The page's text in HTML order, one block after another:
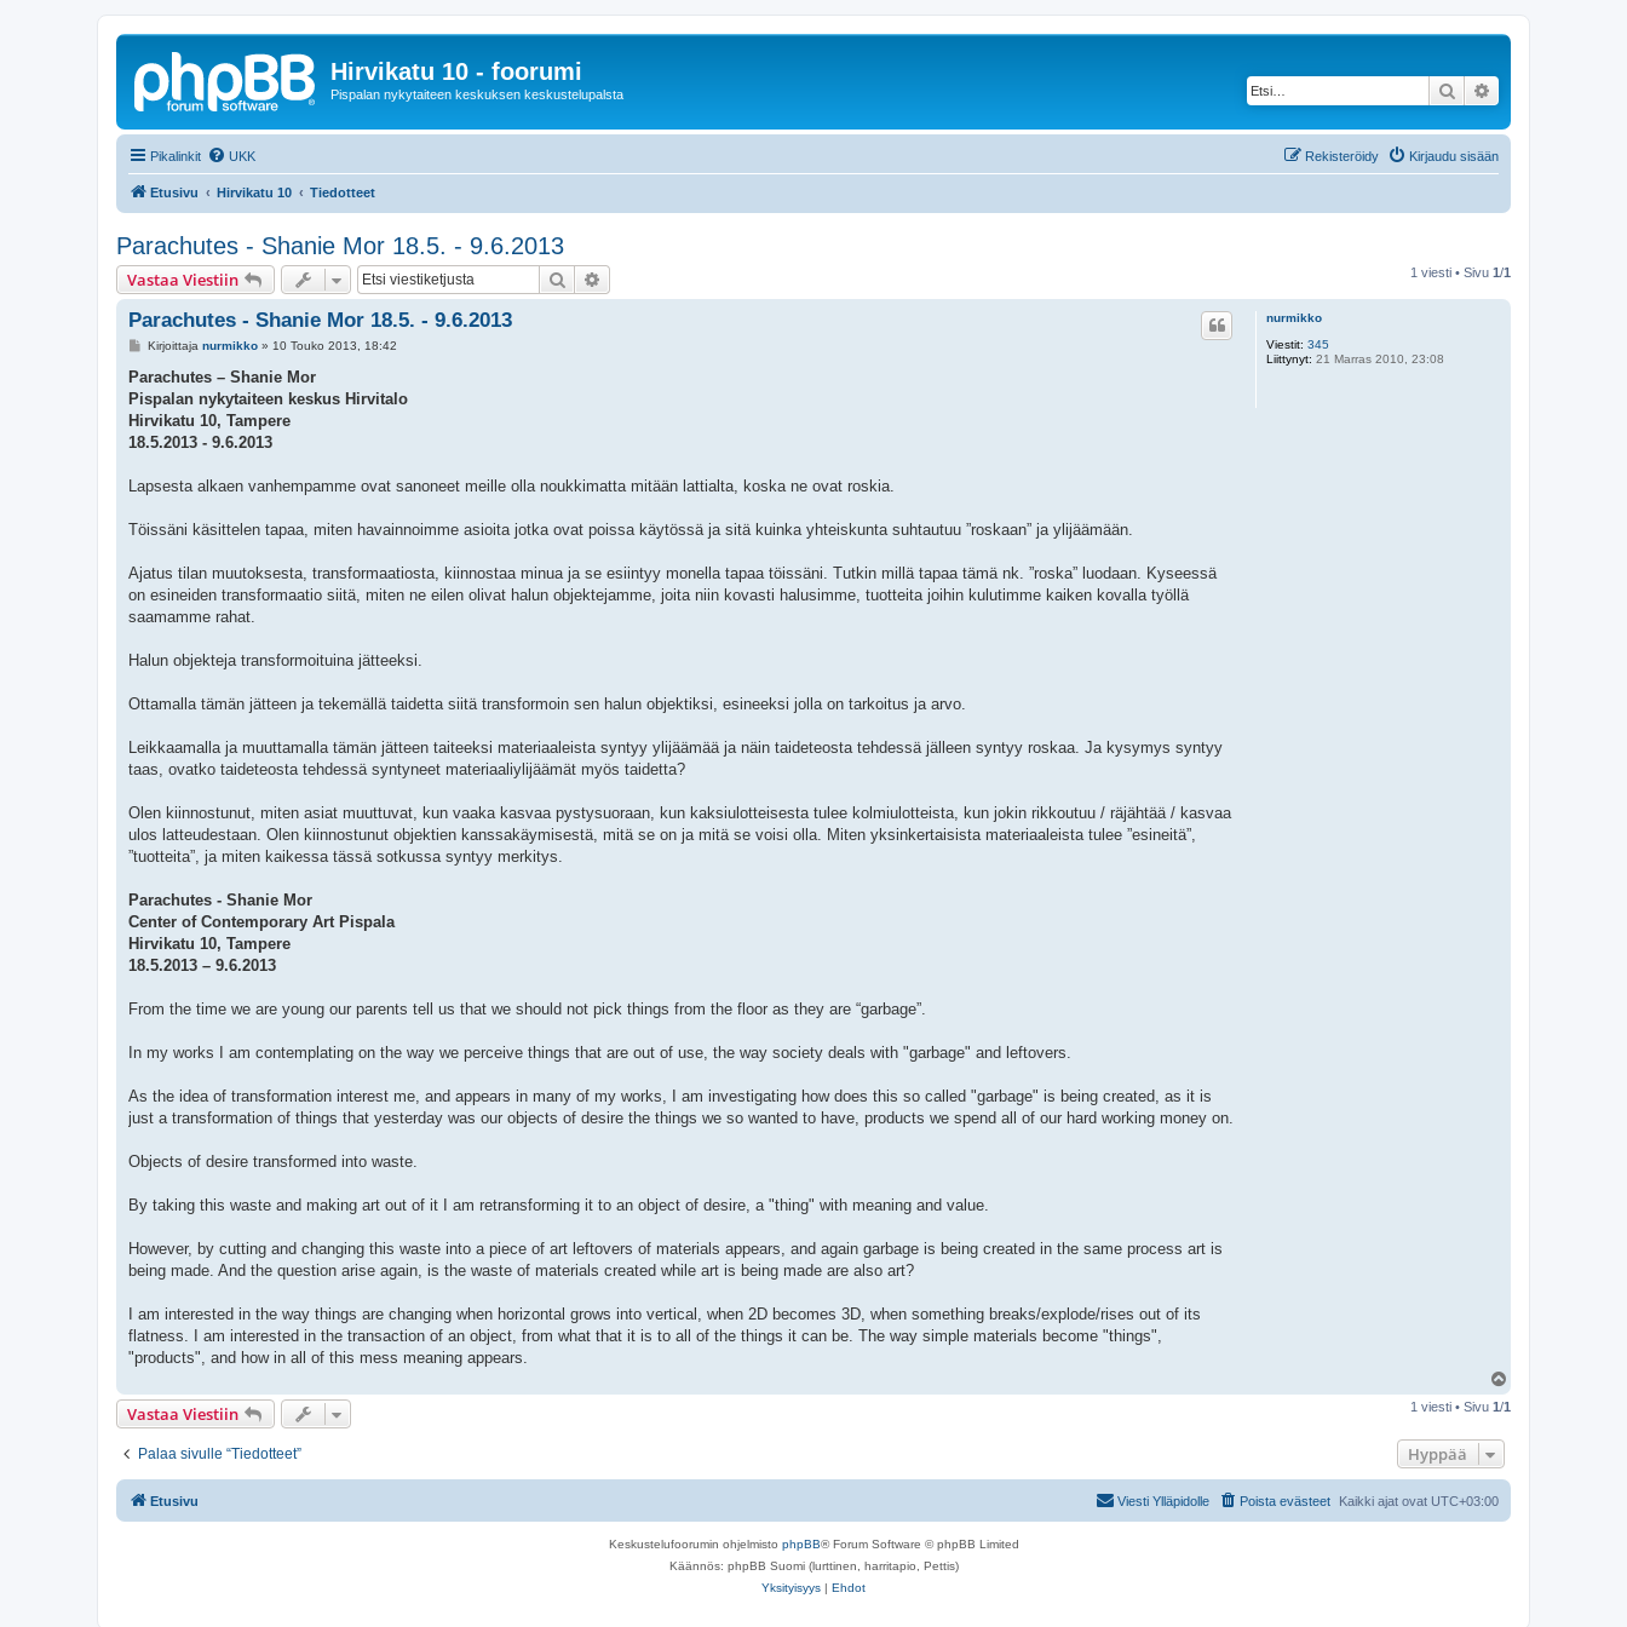
Hirvikatu 10 - foorumi
Pispalan nykytaiteen keskuksen keskustelupalsta Etsi
Pikalinkit UKK Kirjaudu sisään
Rekisteröidy
Etusivu Hirvikatu 10 Tiedotteet
Parachutes - Shanie Mor 18.5. - 9.6.2013
Vastaa Viestiin Etsi 1 viesti • Sivu 1/1
nurmikko
Viestit: 345
Liittynyt: 21 Marras 2010, 23:08
Parachutes - Shanie Mor 18.5. - 9.6.2013
V
e
t
i
Kirjoittaja nurmikko» 10 Touko 2013, 18:42
Parachutes – Shanie Mor
Pispalan nykytaiteen keskus Hirvitalo
Hirvikatu 10, Tampere
18.5.2013 - 9.6.2013
Lapsesta alkaen vanhempamme ovat sanoneet meille olla noukkimatta mitään lattialta, koska ne ovat roskia.
Töissäni käsittelen tapaa, miten havainnoimme asioita jotka ovat poissa käytössä ja sitä kuinka yhteiskunta suhtautuu ”roskaan” ja ylijäämään.
Ajatus tilan muutoksesta, transformaatiosta, kiinnostaa minua ja se esiintyy monella tapaa töissäni. Tutkin millä tapaa tämä nk. ”roska” luodaan. Kyseessä
on esineiden transformaatio siitä, miten ne eilen olivat halun objektejamme, joita niin kovasti halusimme, tuotteita joihin kulutimme kaiken kovalla työllä
saamamme rahat.
Halun objekteja transformoituina jätteeksi.
Ottamalla tämän jätteen ja tekemällä taidetta siitä transformoin sen halun objektiksi, esineeksi jolla on tarkoitus ja arvo.
Leikkaamalla ja muuttamalla tämän jätteen taiteeksi materiaaleista syntyy ylijäämää ja näin taideteosta tehdessä jälleen syntyy roskaa. Ja kysymys syntyy
taas, ovatko taideteosta tehdessä syntyneet materiaaliylijäämät myös taidetta?
Olen kiinnostunut, miten asiat muuttuvat, kun vaaka kasvaa pystysuoraan, kun kaksiulotteisesta tulee kolmiulotteista, kun jokin rikkoutuu / räjähtää / kasvaa
ulos latteudestaan. Olen kiinnostunut objektien kanssakäymisestä, mitä se on ja mitä se voisi olla. Miten yksinkertaisista materiaaleista tulee ”esineitä”,
”tuotteita”, ja miten kaikessa tässä sotkussa syntyy merkitys.
Parachutes - Shanie Mor
Center of Contemporary Art Pispala
Hirvikatu 10, Tampere
18.5.2013 – 9.6.2013
From the time we are young our parents tell us that we should not pick things from the floor as they are “garbage”.
In my works I am contemplating on the way we perceive things that are out of use, the way society deals with "garbage" and leftovers.
As the idea of transformation interest me, and appears in many of my works, I am investigating how does this so called "garbage" is being created, as it is
just a transformation of things that yesterday was our objects of desire the things we so wanted to have, products we spend all of our hard working money on.
Objects of desire transformed into waste.
By taking this waste and making art out of it I am retransforming it to an object of desire, a "thing" with meaning and value.
However, by cutting and changing this waste into a piece of art leftovers of materials appears, and again garbage is being created in the same process art is
being made. And the question arise again, is the waste of materials created while art is being made are also art?
I am interested in the way things are changing when horizontal grows into vertical, when 2D becomes 3D, when something breaks/explode/rises out of its
flatness. I am interested in the transaction of an object, from what that it is to all of the things it can be. The way simple materials become "things",
"products", and how in all of this mess meaning appears.
ö
Vastaa Viestiin 1 viesti • Sivu 1/1
Palaa sivulle “Tiedotteet” Hyppää
Etusivu Kaikki ajat ovat UTC+03:00
Poista evästeet
Viesti Ylläpidolle
Keskustelufoorumin ohjelmisto phpBB® Forum Software © phpBB Limited
Käännös: phpBB Suomi (lurttinen, harritapio, Pettis)
Yksityisyys | Ehdot